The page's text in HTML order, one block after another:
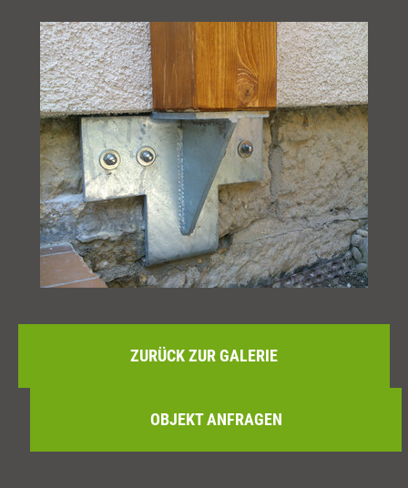
ZURÜCK ZUR GALERIE
OBJEKT ANFRAGEN